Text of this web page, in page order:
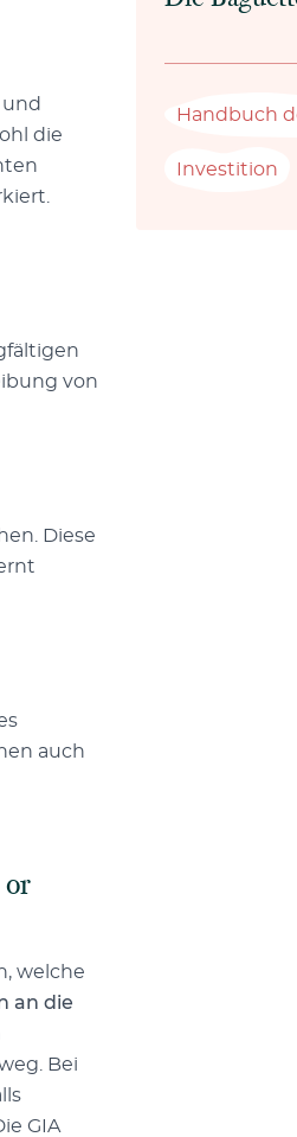
die
von
Diese
auch
welche
an die
Bei
GIA
Handbuch
Investition